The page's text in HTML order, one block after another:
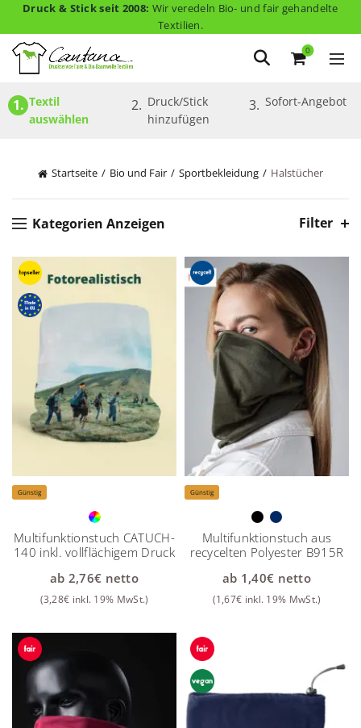
Druck & Stick seit 2008: Wir veredeln Bio- und fair gehandelte
Textilien.
0
1. Textil
auswählen
2. Druck/Stick
hinzufügen
3. Sofort-Angebot
Startseite Bio und Fair Sportbekleidung Halstücher
Kategorien Anzeigen Filter
Günstig
Multifunktionstuch CATUCH-
140 inkl. vollflächigem Druck
ab 2,76€ netto
(3,28€ inkl. 19% MwSt.)
Günstig
Multifunktionstuch aus
recycelten Polyester B915R
ab 1,40€ netto
(1,67€ inkl. 19% MwSt.)